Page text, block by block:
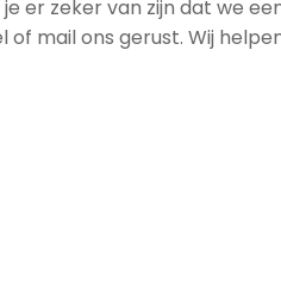
je er zeker van zijn dat we
mail ons gerust. Wij